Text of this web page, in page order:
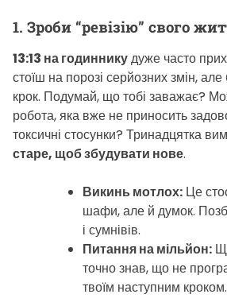
1. Зроби “ревізію” свого
13:13 на годинникудуже часто
стоїш на порозі серйозних змін,
крок. Подумай, що тобі заважає?
робота, яка вже не приносить
токсичні стосунки? Тринадцятка
старе, щоб збудувати нове.
Викинь мотлох: Це
шафи, але й думок.
і сумнівів.
Питання на мільйон:
точно знав, що не
твоїм наступним кроком.